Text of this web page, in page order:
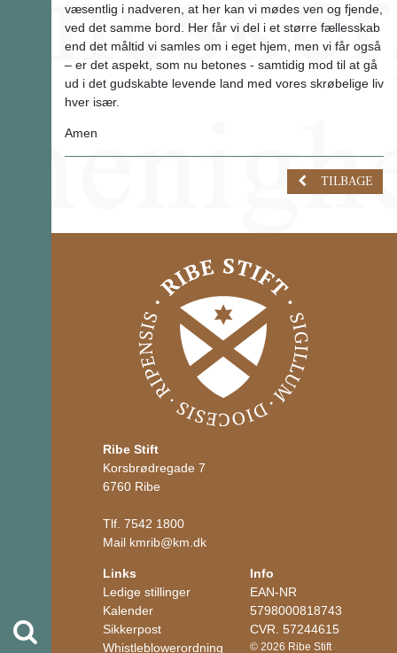
væsentlig i nadveren, at her kan vi mødes ven og fjende,
ved det samme bord. Her får vi del i et større fællesskab
end det måltid vi samles om i eget hjem, men vi får også
– er det aspekt, som nu betones - samtidig mod til at gå
ud i det gudskabte levende land med vores skrøbelige liv
hver især.
Amen
TILBAGE
Ribe Stift
Korsbrødregade 7
6760 Ribe
Tlf.7542 1800
Mail kmrib@km.dk
Links
Ledige stillinger
Kalender
Sikkerpost
Whistleblowerordning
Info
EAN-NR
5798000818743
CVR. 57244615
© 2026 Ribe Stift